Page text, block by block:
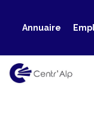
Annuaire